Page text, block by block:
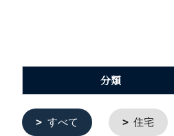
分類
すべて 住宅